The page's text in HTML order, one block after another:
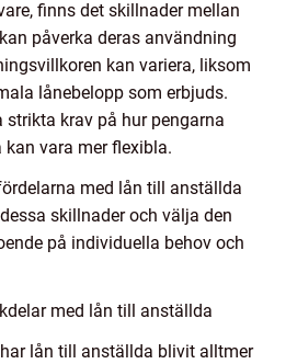
finns det skillnader mellan
påverka deras användning
kan variera, liksom
lånebelopp som erbjuds.
krav på hur pengarna
vara mer flexibla.
med lån till anställda
skillnader och välja den
på individuella behov och
med lån till anställda
lån till anställda blivit alltmer